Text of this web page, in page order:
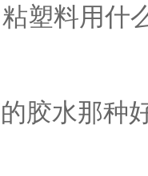
粘塑料用什
胶水那种